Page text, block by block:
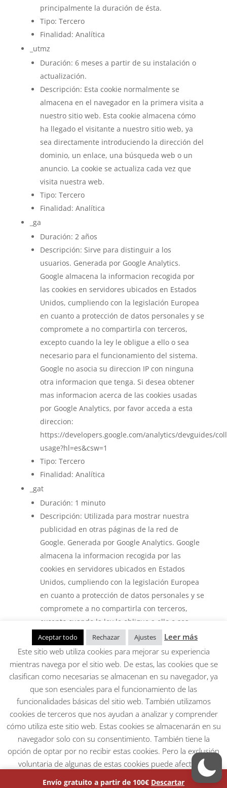
principalmente la duración de ésta.
Tipo: Tercero
Finalidad: Analítica
_utmz
Duración: 6 meses a partir de su instalación o
actualización.
Descripción: Esta cookie normalmente se
almacena en el navegador en la primera visita a
nuestro sitio web. Esta cookie almacena cómo
ha llegado el visitante a nuestro sitio web, ya
sea directamente introduciendo la dirección del
dominio, un enlace, una búsqueda web o un
anuncio. La cookie se actualiza cada vez que
visita nuestra web.
Tipo: Tercero
Finalidad: Analítica
_ga
Duración: 2 años
Descripción: Sirve para distinguir a los
usuarios. Generada por Google Analytics.
Google almacena la informacion recogida por
las cookies en servidores ubicados en Estados
Unidos, cumpliendo con la legislación Europea
en cuanto a protección de datos personales y se
compromete a no compartirla con terceros,
excepto cuando la ley le obligue a ello o sea
necesario para el funcionamiento del sistema.
Google no asocia su direccion IP con ninguna
otra informacion que tenga. Si desea obtener
mas informacion acerca de las cookies usadas
por Google Analytics, por favor acceda a esta
direccion:
https://developers.google.com/analytics/devguides/
usage?hl=es&csw=1
Tipo: Tercero
Finalidad: Analítica
_gat
Duración: 1 minuto
Descripción: Utilizada para mostrar nuestra
publicidad en otras páginas de la red de
Google. Generada por Google Analytics. Google
almacena la informacion recogida por las
cookies en servidores ubicados en Estados
Unidos, cumpliendo con la legislación Europea
en cuanto a protección de datos personales y se
compromete a no compartirla con terceros,
excepto cuando la ley le obligue a ello o sea
necesario para el funcionamiento del sistema.
Google no asocia su direccion IP con ninguna
otra informacion que tenga. Si desea obtener
mas informacion acerca de las cookies usadas
por Google Analytics, por favor acceda a esta
direccion:
https://developers.google.com/analytics/devguides/
usage?hl=es&csw=1
Tipo: Tercero
Finalidad: Publicidad comportamental
_gid
Duración: 24 horas
Aceptar todo Rechazar Ajustes
Leer más
Este sitio web utiliza cookies para mejorar su experiencia
mientras navega por el sitio web. De estas, las cookies que se
clasifican como necesarias se almacenan en su navegador, ya
que son esenciales para el funcionamiento de las
funcionalidades básicas del sitio web. También utilizamos
cookies de terceros que nos ayudan a analizar y comprender
cómo utiliza este sitio web. Estas cookies se almacenarán en su
navegador solo con su consentimiento. También tiene la
opción de optar por no recibir estas cookies. Pero la exclusión
voluntaria de algunas de estas cookies puede afectar su
Envío gratuito a partir de 100€ Descartar